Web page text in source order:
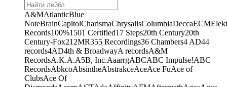
A&MAtlanticBlue
NoteBrainCapitolCharismaChrysalisColumbiaDeccaECM
Records100%1501 Certified17 Steps20th Century20th
Century-Fox21 2MR355 Recordings36 Chambers4 AD44
records4AD4th & BroadwayA recordsA&M
RecordsA.K.A.A5B, Inc.AaarrgABCABC Impulse!ABC
RecordsAbkcoAbsintheAbstrakceAceAce FuAce of
ClubsAce Of